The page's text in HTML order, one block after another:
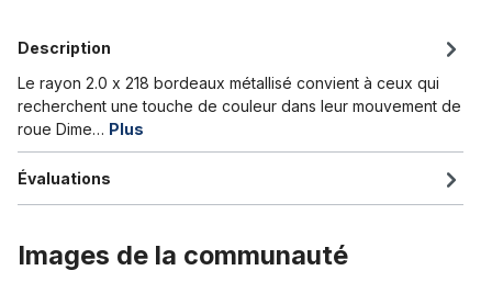
Description
Le rayon 2.0 x 218 bordeaux métallisé convient à ceux qui
recherchent une touche de couleur dans leur mouvement de
roue Dime… Plus
Évaluations
Images de la communauté